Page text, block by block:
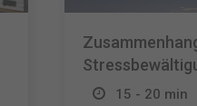
15 - 20 min